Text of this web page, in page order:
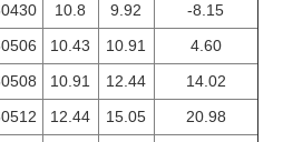
10.8 9.92
-8.15
10.43 10.91
4.60
10.91 12.44
14.02
12.44 15.05
20.98